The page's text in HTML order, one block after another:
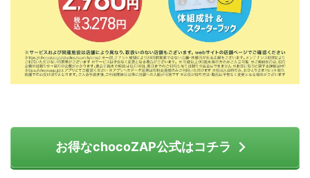
お得なchocoZAP公式はコチラ